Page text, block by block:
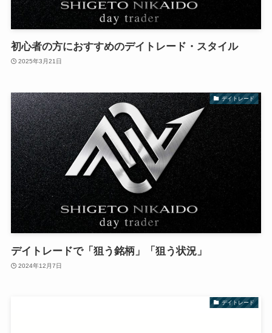
初心者の方におすすめのデイトレード・スタイル
2025年3月21日
デイトレード
デイトレードで「狙う銘柄」「狙う状況」
2024年12月7日
デイトレード